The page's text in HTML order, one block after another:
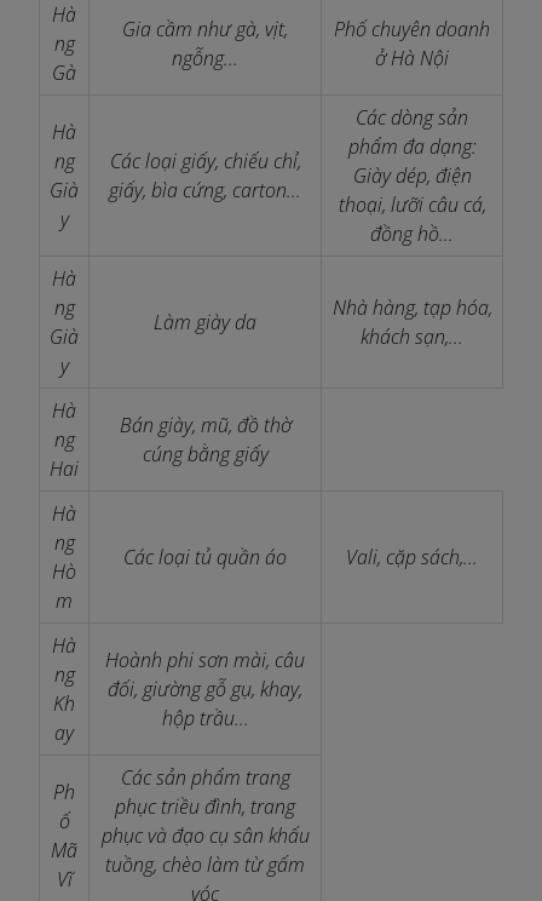
Hà
ng
Gà
Gia cầm như gà, vịt,
ngỗng...
Phố chuyên doanh
ở Hà Nội
Hà
ng
Già
y
Các loại giấy, chiếu chỉ,
giấy, bìa cứng, carton...
Các dòng sản
phẩm đa dạng:
Giày dép, điện
thoại, lưỡi câu cá,
đồng hồ...
Hà
ng
Già
y
Làm giày da
Nhà hàng, tạp hóa,
khách sạn,...
Hà
ng
Hai
Bán giày, mũ, đồ thờ
cúng bằng giấy
Hà
ng
Hò
m
Các loại tủ quần áo Vali, cặp sách,...
Hà
ng
Kh
ay
Hoành phi sơn mài, câu
đối, giường gỗ gụ, khay,
hộp trầu...
Ph
ố
Mã
Vĩ
Các sản phẩm trang
phục triều đình, trang
phục và đạo cụ sân khấu
tuồng, chèo làm từ gấm
vóc